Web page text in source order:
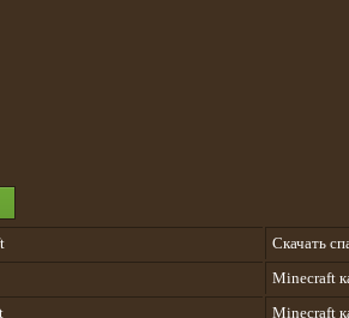
Cкачать
Minecraft
Minecraft